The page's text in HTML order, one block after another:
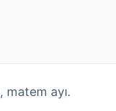
matem ayı.